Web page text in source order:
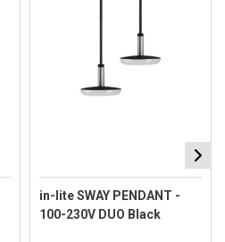
in-lite SWAY PENDANT -
100-230V DUO Black